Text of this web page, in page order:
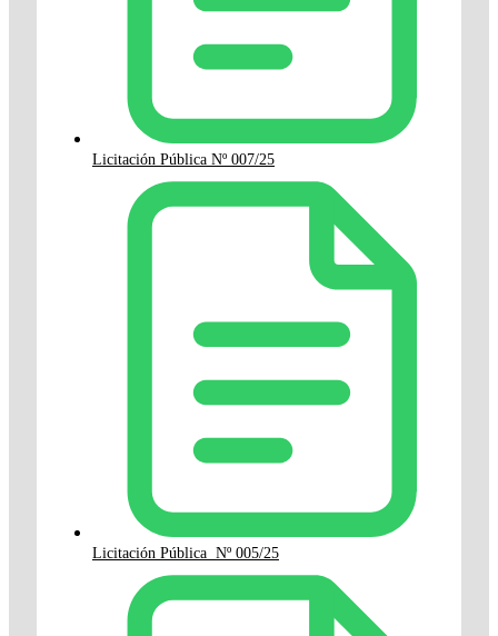
Licitación Pública Nº 007/25
Licitación Pública Nº 005/25